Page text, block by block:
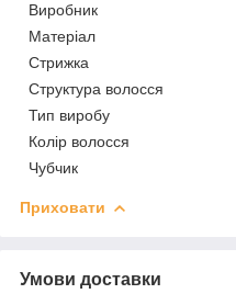
Виробник
Матеріал
Стрижка
Структура волосся
Тип виробу
Колір волосся
Чубчик
Приховати
Умови доставки